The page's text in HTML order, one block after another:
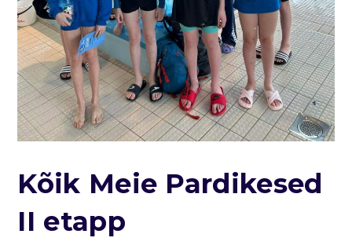
Kõik Meie Pardikesed
II etapp